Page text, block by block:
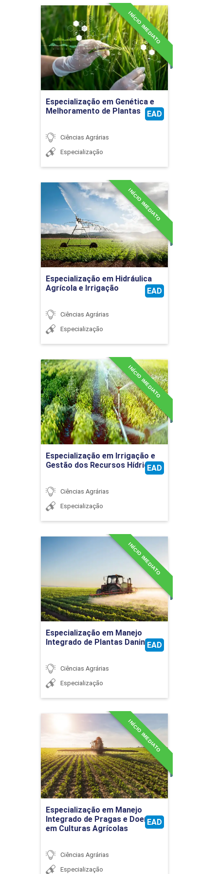
PRÁTICA I
30
PRÁTICA II
30
SELEÇÃO GENÉTICA TRADICIONAL E
MODERNA
SELEÇÃO GENÉTICA TRADICIONAL E
MODERNA
30
TENDÊNCIAS FUTURAS E INTEGRAÇÃO
30
Especialização em Genética e
Melhoramento de Plantas
EAD
INÍCIO IMEDIATO
Ciências Agrárias
Especialização
Especialização em Genética
e Melhoramento de Plantas
Detalhes do curso
Ir para Inscrição
Especialização em Hidráulica
Agrícola e Irrigação
EAD
INÍCIO IMEDIATO
Ciências Agrárias
Especialização
Especialização em
Hidráulica Agrícola e
Irrigação
Detalhes do curso
Especialização em Irrigação e
Gestão dos Recursos Hídricos
EAD
INÍCIO IMEDIATO
Ciências Agrárias
Especialização
Especialização em
Irrigação e Gestão dos
Recursos Hídricos
Detalhes do curso
Especialização em Manejo
Integrado de Plantas Daninhas
EAD
INÍCIO IMEDIATO
Ciências Agrárias
Especialização
Especialização em Manejo
Integrado de Plantas
Daninhas
Detalhes do curso
Especialização em Manejo
Integrado de Pragas e Doenças
em Culturas Agrícolas
EAD
INÍCIO IMEDIATO
Ciências Agrárias
Especialização
Especialização em Manejo
Integrado de Pragas e
Doenças em Culturas
Agrícolas
Detalhes do curso
Ir para Inscrição